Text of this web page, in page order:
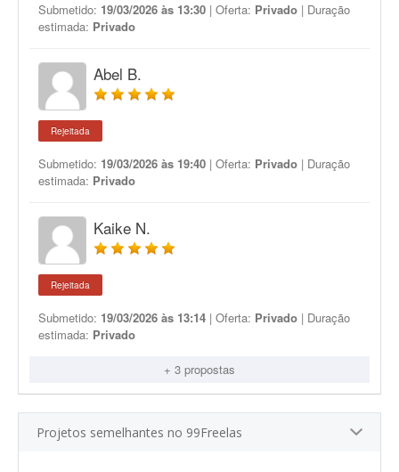
Submetido: 19/03/2026 às 13:30 | Oferta: Privado | Duração
estimada: Privado
Abel B.
Rejeitada
Submetido: 19/03/2026 às 19:40 | Oferta: Privado | Duração
estimada: Privado
Kaike N.
Rejeitada
Submetido: 19/03/2026 às 13:14 | Oferta: Privado | Duração
estimada: Privado
+ 3 propostas
Projetos semelhantes no 99Freelas